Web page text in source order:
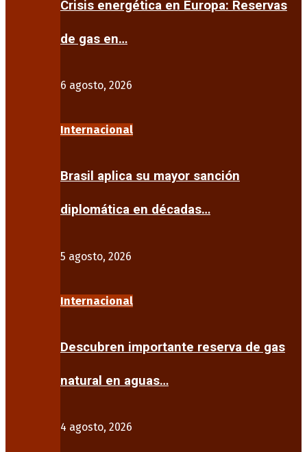
Crisis energética en Europa: Reservas
de gas en…
6 agosto, 2026
Internacional
Brasil aplica su mayor sanción
diplomática en décadas…
5 agosto, 2026
Internacional
Descubren importante reserva de gas
natural en aguas…
4 agosto, 2026